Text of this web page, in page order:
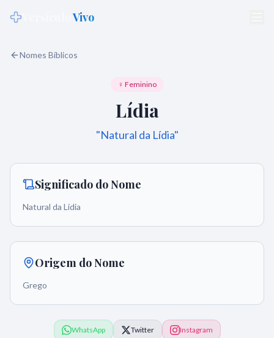
Vivo
Nomes Bíblicos
♀ Feminino
Lídia
"Natural da Lídia"
Significado do Nome
Natural da Lídia
Origem do Nome
Grego
WhatsApp Twitter Instagram